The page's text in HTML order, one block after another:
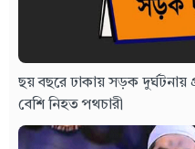
ছয় বছরে ঢাকায় সড়ক
বেশি নিহত পথচারী